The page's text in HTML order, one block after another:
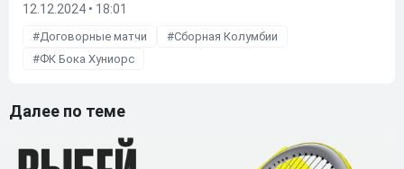
12.12.2024 • 18:01
Договорные матчи
Сборная Колумбии
ФК Бока Хуниорс
Далее по теме